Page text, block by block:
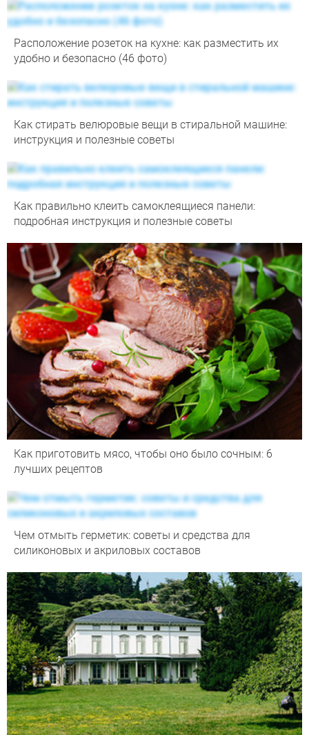
Расположение розеток на кухне: как разместить их
удобно и безопасно (46 фото)
Как стирать велюровые вещи в стиральной машине:
инструкция и полезные советы
Как правильно клеить самоклеящиеся панели:
подробная инструкция и полезные советы
Как приготовить мясо, чтобы оно было сочным: 6
лучших рецептов
Чем отмыть герметик: советы и средства для
силиконовых и акриловых составов